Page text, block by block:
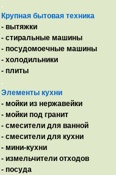
.
Крупная бытовая техника
- вытяжки
- стиральные машины
- посудомоечные машины
- холодильники
- плиты
.
Элементы кухни
- мойки из нержавейки
- мойки под гранит
- смесители для ванной
- смесители для кухни
- мини-кухни
- измельчители отходов
- посуда